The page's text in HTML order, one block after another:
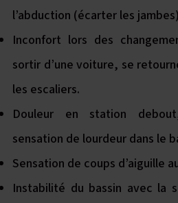
l’abduction (écarter les
Inconfort lors des
sortir d’une voiture, se
les escaliers.
Douleur en station
sensation de lourdeur dans le
Sensation de coups d’aiguille
Instabilité du bassin avec la